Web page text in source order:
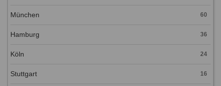
München 60
Hamburg 36
Köln 24
Stuttgart 16